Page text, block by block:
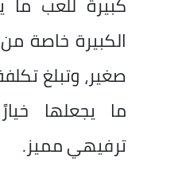
الكبيرة خاصة
ما يجعلها
ترفيهي مميز.